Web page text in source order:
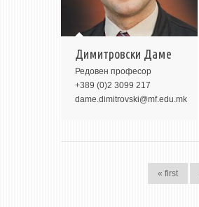
Димитровски Даме
Редовeн професор
+389 (0)2 3099 217
dame.dimitrovski@mf.edu.mk
« first